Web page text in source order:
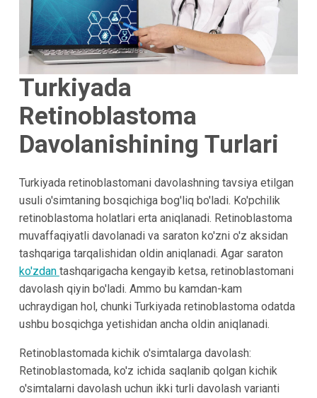
Turkiyada
Retinoblastoma
Davolanishining Turlari
Turkiyada retinoblastomani davolashning tavsiya etilgan
usuli o'simtaning bosqichiga bog'liq bo'ladi. Ko'pchilik
retinoblastoma holatlari erta aniqlanadi. Retinoblastoma
muvaffaqiyatli davolanadi va saraton ko'zni o'z aksidan
tashqariga tarqalishidan oldin aniqlanadi. Agar saraton
ko'zdan tashqarigacha kengayib ketsa, retinoblastomani
davolash qiyin bo'ladi. Ammo bu kamdan-kam
uchraydigan hol, chunki Turkiyada retinoblastoma odatda
ushbu bosqichga yetishidan ancha oldin aniqlanadi.
Retinoblastomada kichik o'simtalarga davolash:
Retinoblastomada, ko'z ichida saqlanib qolgan kichik
o'simtalarni davolash uchun ikki turli davolash varianti